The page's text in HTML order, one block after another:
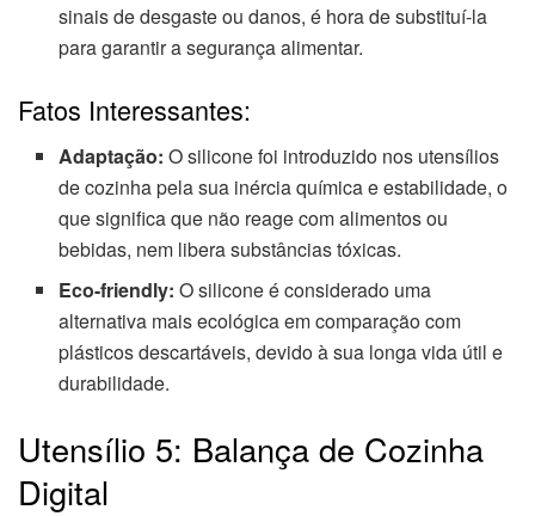
sinais de desgaste ou danos, é hora de substituí-la
para garantir a segurança alimentar.
Fatos Interessantes:
Adaptação: O silicone foi introduzido nos utensílios
de cozinha pela sua inércia química e estabilidade, o
que significa que não reage com alimentos ou
bebidas, nem libera substâncias tóxicas.
Eco-friendly: O silicone é considerado uma
alternativa mais ecológica em comparação com
plásticos descartáveis, devido à sua longa vida útil e
durabilidade.
Utensílio 5: Balança de Cozinha
Digital